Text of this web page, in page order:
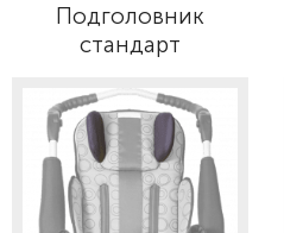
Подголовник
стандарт